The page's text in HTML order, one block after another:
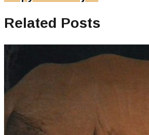
Related Posts